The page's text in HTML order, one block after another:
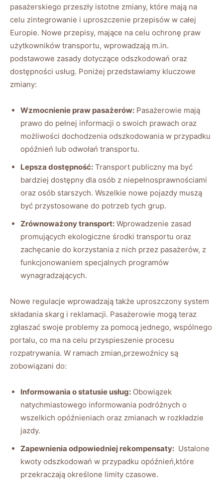
pasażerskiego przeszły⁢ istotne ⁢zmiany, które mają⁢ na
⁤celu ​zintegrowanie i uproszczenie ⁢przepisów w całej
Europie. Nowe przepisy, mające na ⁣celu ochronę praw
użytkowników transportu, wprowadzają m.in.
podstawowe zasady dotyczące ⁤odszkodowań oraz
dostępności usług. Poniżej przedstawiamy ​kluczowe
zmiany:
Wzmocnienie praw pasażerów: Pasażerowie mają
prawo do pełnej informacji⁢ o​ swoich prawach oraz
możliwości dochodzenia odszkodowania w przypadku
opóźnień lub odwołań transportu.
Lepsza dostępność: Transport publiczny ‍ma być
bardziej dostępny ⁢dla osób z niepełnosprawnościami
‌oraz osób starszych. Wszelkie nowe pojazdy‍ muszą
być‌ przystosowane do potrzeb tych grup.
Zrównoważony‍ transport: Wprowadzenie zasad ​
promujących ​ekologiczne środki transportu oraz‍
zachęcanie do korzystania z nich przez pasażerów, z
funkcjonowaniem specjalnych programów
wynagradzających.
Nowe ‌regulacje wprowadzają ‍także uproszczony system‍
składania skarg i reklamacji. ⁢Pasażerowie ⁣mogą teraz
zgłaszać ​swoje problemy za pomocą jednego, wspólnego⁤
portalu,‍ co ma na celu przyspieszenie procesu
rozpatrywania. W ramach zmian,przewoźnicy⁢ są
zobowiązani do:
Informowania ​o statusie ⁢usług: Obowiązek
natychmiastowego informowania podróżnych o
⁤wszelkich ‍opóźnieniach oraz ‍zmianach w ⁤rozkładzie
jazdy.
Zapewnienia odpowiedniej rekompensaty: ‌ Ustalone
kwoty odszkodowań w przypadku opóźnień,które
‍przekraczają określone limity czasowe.